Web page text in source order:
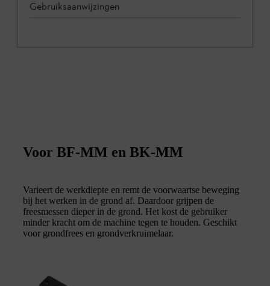
Gebruiksaanwijzingen
Voor BF-MM en BK-MM
Varieert de werkdiepte en remt de voorwaartse beweging
bij het werken in de grond af. Daardoor grijpen de
freesmessen dieper in de grond. Het kost de gebruiker
minder kracht om de machine tegen te houden. Geschikt
voor grondfrees en grondverkruimelaar.